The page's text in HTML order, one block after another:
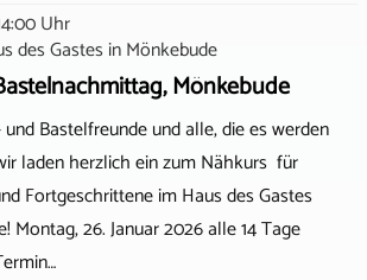
Uhr
des Gastes inMönkebude
Mönkebude
Bastelfreunde und alle, die es werden
laden herzlich ein zum Nähkurs für
Fortgeschrittene im Haus des Gastes
Montag, 26. Januar 2026 alle 14 Tage